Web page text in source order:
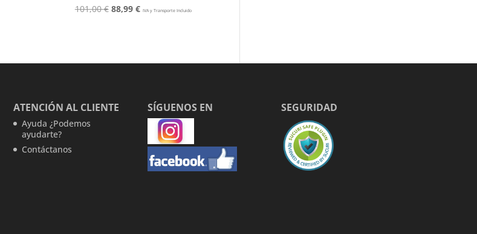
101,00€ El
101,00 €.
88,99 €El
88,99 €.
IVA y Transporte Incluido
ATENCIÓN AL CLIENTE
Ayuda ¿Podemos
ayudarte?
Contáctanos
SÍGUENOS EN SEGURIDAD